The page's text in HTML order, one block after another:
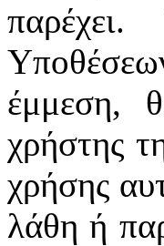
έμμεση,
χρήστης
χρήσης
λάθη ή